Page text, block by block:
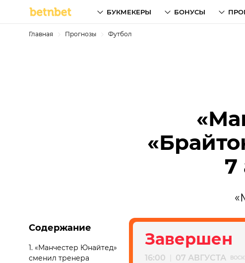
БУКМЕКЕРЫ БОНУСЫ
Главная Прогнозы Футбол
7
Содержание
1. «Манчестер Юнайтед»
сменил тренера
Завершен
16:00 07 АВГУСТА